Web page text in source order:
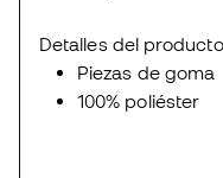
Detalles del
Piezas de goma
100% poliéster